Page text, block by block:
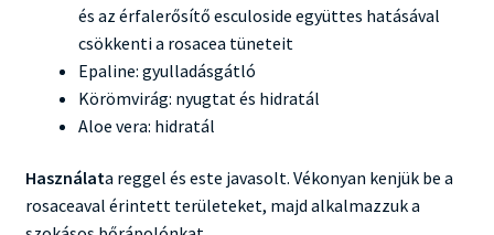
és az érfalerősítő esculoside együttes hatásával
csökkenti a rosacea tüneteit
Epaline: gyulladásgátló
Körömvirág: nyugtat és hidratál
Aloe vera: hidratál
Használata reggel és este javasolt. Vékonyan kenjük be a
rosaceaval érintett területeket, majd alkalmazzuk a